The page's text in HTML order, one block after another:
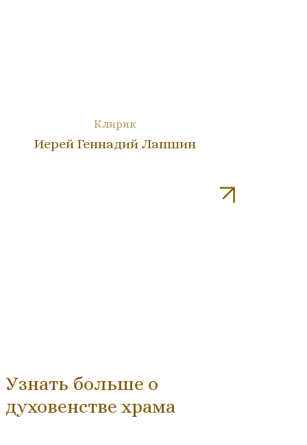
Клирик
Иерей Геннадий Лапшин
Узнать больше о
духовенстве храма